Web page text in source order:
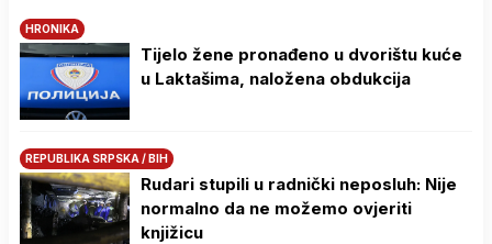
HRONIKA
Tijelo žene pronađeno u dvorištu kuće
u Laktašima, naložena obdukcija
REPUBLIKA SRPSKA / BIH
Rudari stupili u radnički neposluh: Nije
normalno da ne možemo ovjeriti
knjižicu